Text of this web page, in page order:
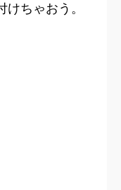
ちゃおう。